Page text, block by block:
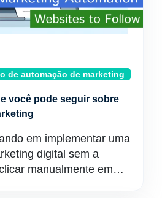
de automação de marketing
você pode seguir sobre
em implementar uma
digital sem a
manualmente em…